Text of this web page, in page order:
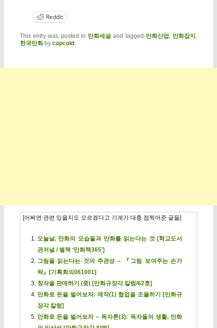
Reddit
This entry was posted in 만화세설 and tagged 만화산업 , 만화잡지 ,
한국만화by capcold .
[어쩌면 관련 있을지도 모르겠다고 기계가 대충 점찍어준 글들]
오늘날, 만화의 모습들과 만화를 읽는다는 것 [학교도서
관저널 / 별책 ‘만화책365’]
그림을 읽는다는 것의 주관성 – 『그림 보여주는 손가
락』[기획회의061001]
창작을 판매하기 (중) [만화규장각 칼럼/62호]
만화로 돈을 벌어보자: 제작(1) 협업을 조율하기 [만화규
장각 칼럼]
만화로 돈을 벌어보자 – 독자론(3): 독자들의 생활, 만화